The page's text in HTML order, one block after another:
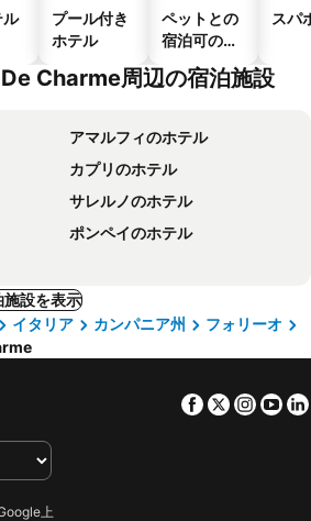
ル
プール付き
ホテル
ペットとの
宿泊可のホ
スパ
Charme周辺の宿泊施設
アマルフィのホテル
カプリのホテル
サレルノのホテル
ポンペイのホテル
設を表示
イタリア カンパニア州
フォリーオ
Facebook
Twitter
上